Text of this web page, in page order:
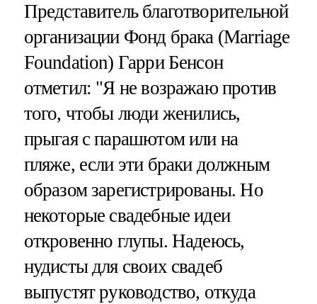
Представитель благотворительной
организации Фонд брака (Marriage
Foundation) Гарри Бенсон
отметил: "Я не возражаю против
того, чтобы люди женились,
прыгая с парашютом или на
пляже, если эти браки должным
образом зарегистрированы. Но
некоторые свадебные идеи
откровенно глупы. Надеюсь,
нудисты для своих свадеб
выпустят руководство, откуда